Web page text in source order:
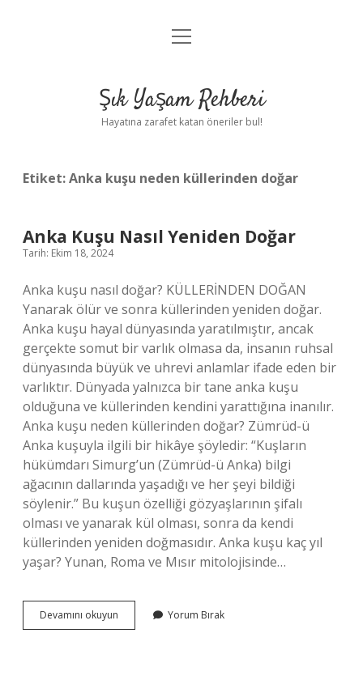
Anasayfa
Yasal Uyarı
menüyü
Şık Yaşam Rehberi
Hayatına zarafet katan öneriler bul!
Etiket:Anka kuşu neden küllerinden doğar
Anka Kuşu Nasıl Yeniden Doğar
Tarih: Ekim 18, 2024
Anka kuşu nasıl doğar? KÜLLERİNDEN DOĞAN
Yanarak ölür ve sonra küllerinden yeniden doğar.
Anka kuşu hayal dünyasında yaratılmıştır, ancak
gerçekte somut bir varlık olmasa da, insanın ruhsal
dünyasında büyük ve uhrevi anlamlar ifade eden bir
varlıktır. Dünyada yalnızca bir tane anka kuşu
olduğuna ve küllerinden kendini yarattığına inanılır.
Anka kuşu neden küllerinden doğar? Zümrüd-ü
Anka kuşuyla ilgili bir hikâye şöyledir: “Kuşların
hükümdarı Simurg’un (Zümrüd-ü Anka) bilgi
ağacının dallarında yaşadığı ve her şeyi bildiği
söylenir.” Bu kuşun özelliği gözyaşlarının şifalı
olması ve yanarak kül olması, sonra da kendi
küllerinden yeniden doğmasıdır. Anka kuşu kaç yıl
yaşar? Yunan, Roma ve Mısır mitolojisinde…
Devamını okuyun
Kuşu
Yorum Bırak